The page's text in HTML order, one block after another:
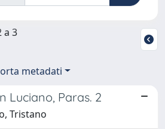
a 3
metadati
Luciano, Paras. 2
Tristano